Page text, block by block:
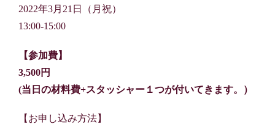
2022年3月21日（月祝）
13:00-15:00
【参加費】
3,500円
(当日の材料費+スタッシャー１つが付いてきます。）
【お申し込み方法】